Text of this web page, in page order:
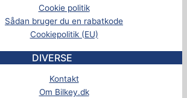
Cookie politik
Sådan bruger du en rabatkode
Cookiepolitik (EU)
DIVERSE
Kontakt
Om Bilkey.dk